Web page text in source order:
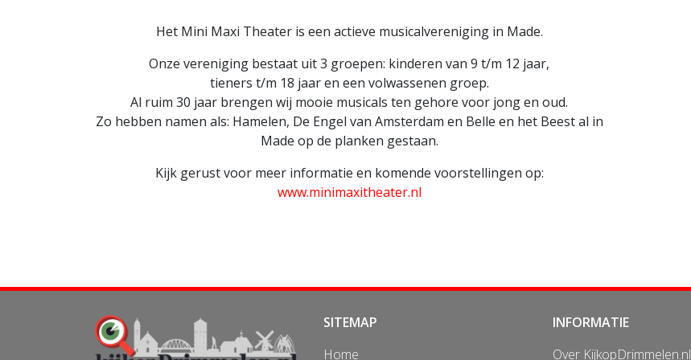
Het Mini Maxi Theater is een actieve musicalvereniging in Made.
Onze vereniging bestaat uit 3 groepen: kinderen van 9 t/m 12 jaar,
tieners t/m 18 jaar en een volwassenen groep.
Al ruim 30 jaar brengen wij mooie musicals ten gehore voor jong en oud.
Zo hebben namen als: Hamelen, De Engel van Amsterdam en Belle en het Beest al in
Made op de planken gestaan.
Kijk gerust voor meer informatie en komende voorstellingen op:
www.minimaxitheater.nl
SITEMAP
Home
INFORMATIE
Over KijkopDrimmelen.nl